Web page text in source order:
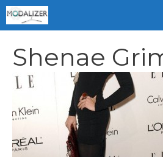
Vai
al
Shenae